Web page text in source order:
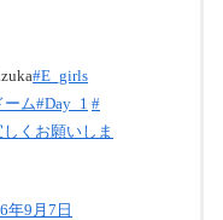
#E_girls
ーム#Day_1 #
しくお願いしま
年9月7日